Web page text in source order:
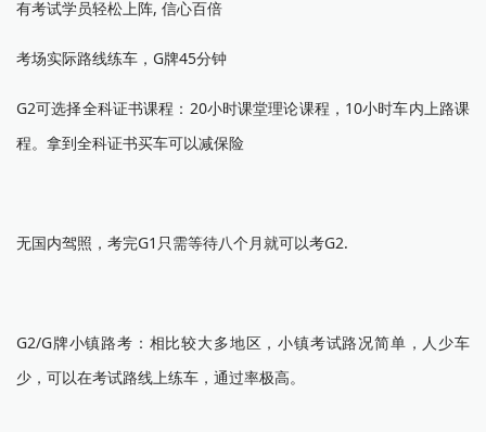
有考试学员轻松上阵, 信心百倍
考场实际路线练车，G牌45分钟
G2可选择全科证书课程：20小时课堂理论课程，10小时车内上路课
程。拿到全科证书买车可以减保险
无国内驾照，考完G1只需等待八个月就可以考G2.
G2/G牌小镇路考：相比较大多地区，小镇考试路况简单，人少车
少，可以在考试路线上练车，通过率极高。